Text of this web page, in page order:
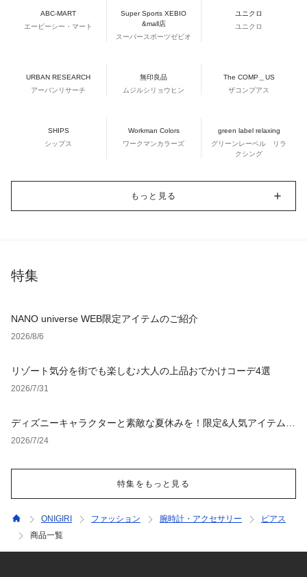
ABC-MART
エービーシー・マート
Super Sports XEBIO
&mall店
スーパースポーツゼビオ
ユニクロ
ユニクロ
URBAN RESEARCH
アーバンリサーチ
無印良品
ムジルシリョウヒン
The COMP＿US
ザコンプアス
SHIPS
シップス
Workman Colors
ワークマンカラーズ
green label relaxing
グリーンレーベル リラ
クシング
もっと見る
特集
NANO universe WEB限定アイテムのご紹介
2026/8/6
リゾート気分を街でも楽しむ♪大人の上品おでかけコーデ4選
2026/7/31
ディズニーキャラクターと素敵な夏休みを！限定&人気アイテム特
集
2026/7/24
特集をもっと見る
ONIGIRI ファッション 腕時計・アクセサリー
ピアス
商品一覧